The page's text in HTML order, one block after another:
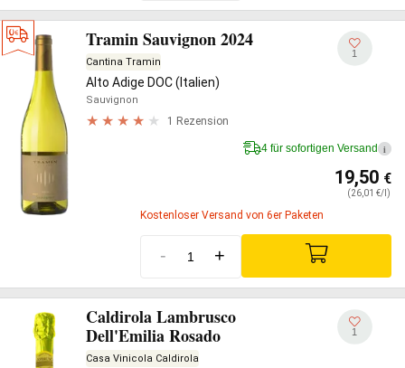
Tramin Sauvignon 2024
Cantina Tramin
Alto Adige DOC (Italien)
Sauvignon
1 Rezension
1
4 für sofortigen Versand i
19,50 €
(26,01 €/l)
Kostenloser Versand von 6er Paketen
- +
Caldirola Lambrusco
Dell'Emilia Rosado
Casa Vinicola Caldirola
1